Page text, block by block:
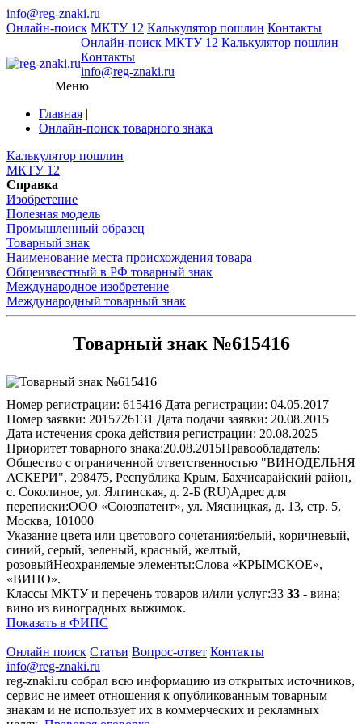
info@reg-znaki.ru
Онлайн-поиск МКТУ 12 Калькулятор пошлин Контакты
Онлайн-поиск МКТУ 12 Калькулятор пошлин
Контакты
info@reg-znaki.ru
Меню
Главная |
Онлайн-поиск товарного знака
Калькулятор пошлин
МКТУ 12
Справка
Изобретение
Полезная модель
Промышленный образец
Товарный знак
Наименование места происхождения товара
Общеизвестный в РФ товарный знак
Международное изобретение
Международный товарный знак
Товарный знак №615416
Номер регистрации: 615416 Дата регистрации: 04.05.2017
Номер заявки: 2015726131 Дата подачи заявки: 20.08.2015
Дата истечения срока действия регистрации: 20.08.2025
Приоритет товарного знака:20.08.2015Правообладатель:
Общество с ограниченной ответственностью "ВИНОДЕЛЬНЯ
АСКЕРИ", 298475, Республика Крым, Бахчисарайский район,
с. Соколиное, ул. Ялтинская, д. 2-Б (RU)Адрес для
переписки:ООО «Союзпатент», ул. Мясницкая, д. 13, стр. 5,
Москва, 101000
Указание цвета или цветового сочетания:белый, коричневый,
синий, серый, зеленый, красный, желтый,
розовыйНеохраняемые элементы:Слова «КРЫМСКОЕ»,
«ВИНО».
Классы МКТУ и перечень товаров и/или услуг:33 33 - вина;
вино из виноградных выжимок.
Показать в ФИПС
Онлайн поиск Статьи Вопрос-ответ Контакты
info@reg-znaki.ru
reg-znaki.ru собрал всю информацию из открытых источников,
сервис не имеет отношения к опубликованным товарным
знакам и не использует их в коммерческих и рекламных